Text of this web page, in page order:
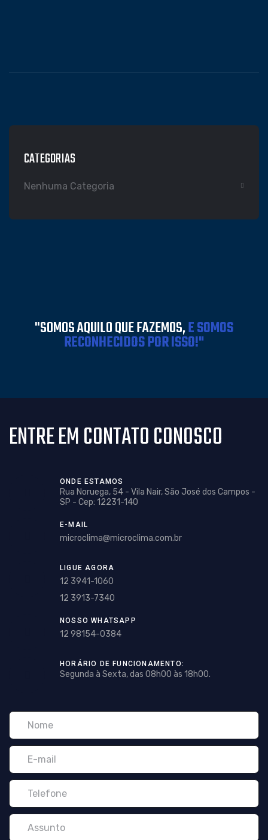
CATEGORIAS
Nenhuma Categoria
"SOMOS AQUILO QUE FAZEMOS,E SOMOS
RECONHECIDOS POR ISSO!"
ENTRE EM CONTATO CONOSCO
ONDE ESTAMOS
Rua Noruega, 54 - Vila Nair, São José dos Campos -
SP - Cep: 12231-140
E-MAIL
microclima@microclima.com.br
LIGUE AGORA
12 3941-1060
12 3913-7340
NOSSO WHATSAPP
12 98154-0384
HORÁRIO DE FUNCIONAMENTO:
Segunda à Sexta, das 08h00 às 18h00.